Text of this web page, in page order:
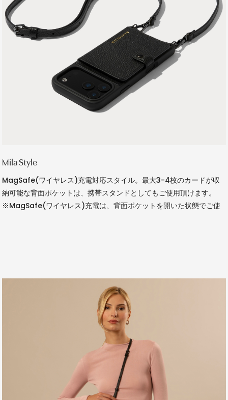
Mila Style
MagSafe(ワイヤレス)充電対応スタイル。最大3-4枚のカードが収
納可能な背面ポケットは、携帯スタンドとしてもご使用頂けます。
※MagSafe(ワイヤレス)充電は、背面ポケットを開いた状態でご使